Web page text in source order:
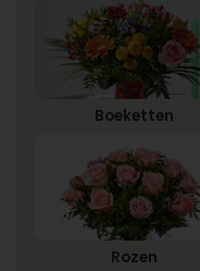
Boeketten
Rozen